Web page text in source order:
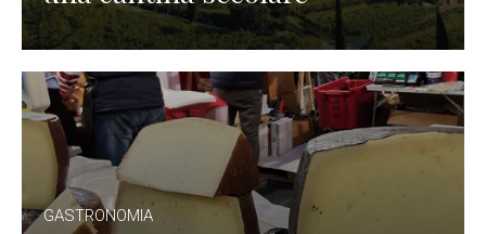
GASTRONOMIA